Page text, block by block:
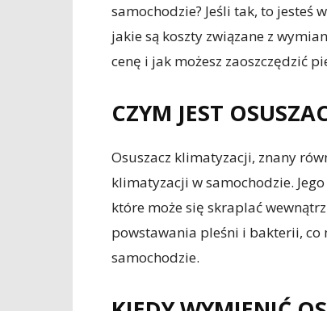
samochodzie? Jeśli tak, to jesteś
jakie są koszty związane z
cenę i jak możesz zaoszczędzić
CZYM JEST
Osuszacz klimatyzacji, znany
klimatyzacji w samochodzie.
które może się skraplać
powstawania pleśni i bakterii, co
samochodzie.